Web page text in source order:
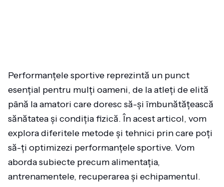
Performanțele sportive reprezintă un punct
esențial pentru mulți oameni, de la atleți de elită
până la amatori care doresc să-și îmbunătățească
sănătatea și condiția fizică. În acest articol, vom
explora diferitele metode și tehnici prin care poți
să-ți optimizezi performanțele sportive. Vom
aborda subiecte precum alimentația,
antrenamentele, recuperarea și echipamentul.